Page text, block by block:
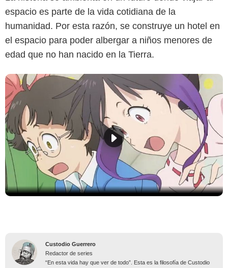
espacio es parte de la vida cotidiana de la
humanidad. Por esta razón, se construye un hotel en
el espacio para poder albergar a niños menores de
edad que no han nacido en la Tierra.
Custodio Guerrero
Redactor de series
“En esta vida hay que ver de todo”. Esta es la filosofía de Custodio